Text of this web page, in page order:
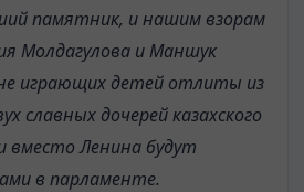
памятник, и нашим взорам
Молдагулова и Маншук
играющих детей отлиты из
славных дочерей казахского
вместо Ленина будут
в парламенте.